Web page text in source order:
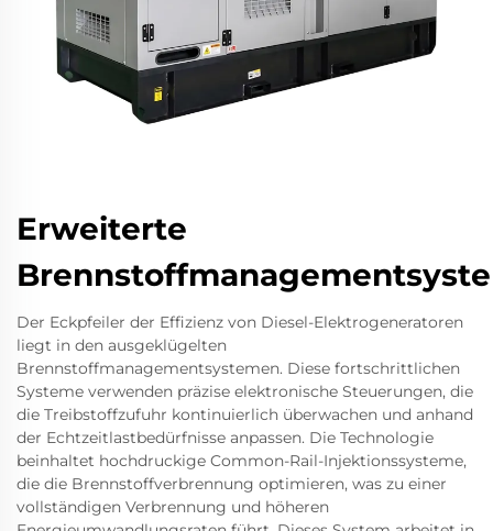
Erweiterte
Der Eckpfeiler der Effizienz von Diesel-Elektrogeneratoren
liegt in den ausgeklügelten
Brennstoffmanagementsystemen. Diese fortschrittlichen
Systeme verwenden präzise elektronische Steuerungen, die
die Treibstoffzufuhr kontinuierlich überwachen und anhand
der Echtzeitlastbedürfnisse anpassen. Die Technologie
beinhaltet hochdruckige Common-Rail-Injektionssysteme,
die die Brennstoffverbrennung optimieren, was zu einer
vollständigen Verbrennung und höheren